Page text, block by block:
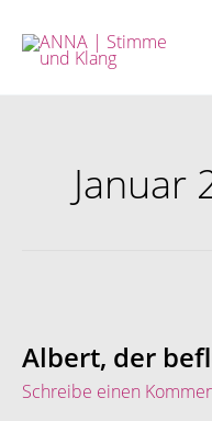
Inhalt
springen
Januar
Albert, der
Schreibe einen
befluegelte
Aal_
Buch